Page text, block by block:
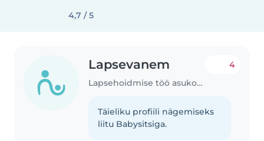
4,7 / 5
Lapsevanem
Lapsehoidmise töö asukohas Tallinn
4
Täieliku profiili nägemiseks
liitu Babysitsiga.